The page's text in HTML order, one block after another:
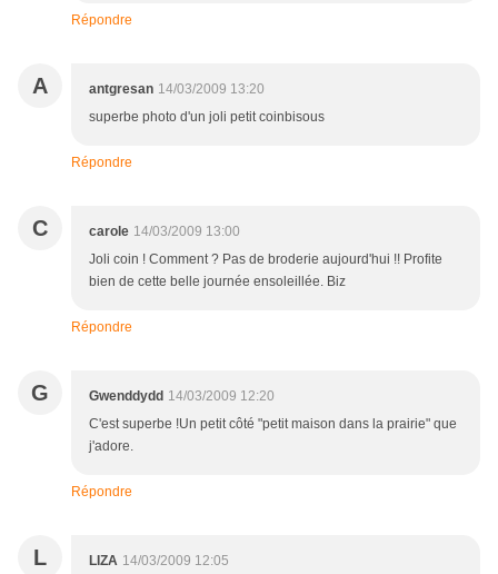
Répondre
A antgresan 14/03/2009 13:20
superbe photo d'un joli petit coinbisous
Répondre
C carole 14/03/2009 13:00
Joli coin ! Comment ? Pas de broderie aujourd'hui !! Profite
bien de cette belle journée ensoleillée. Biz
Répondre
G Gwenddydd 14/03/2009 12:20
C'est superbe !Un petit côté "petit maison dans la prairie" que
j'adore.
Répondre
L LIZA 14/03/2009 12:05